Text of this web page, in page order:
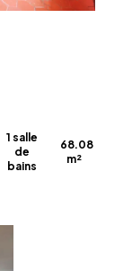
1 salle
de
bains
68.08
m²